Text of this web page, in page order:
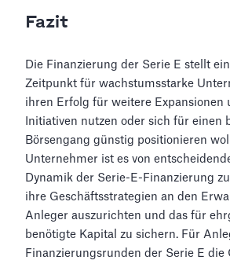
Fazit
Die Finanzierung der Serie E stellt
Zeitpunkt für wachstumsstarke
ihren Erfolg für weitere Expansionen
Initiativen nutzen oder sich für einen
Börsengang günstig positionieren
Unternehmer ist es von
Dynamik der Serie-E-Finanzierung
ihre Geschäftsstrategien an den
Anleger auszurichten und das für
benötigte Kapital zu sichern. Für
Finanzierungsrunden der Serie E die